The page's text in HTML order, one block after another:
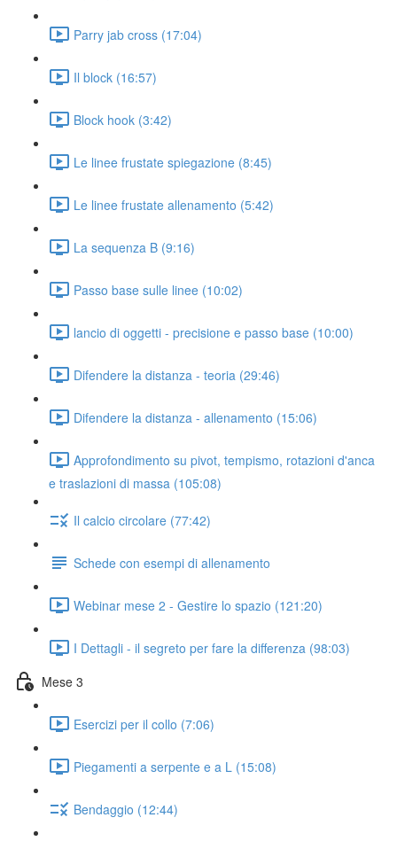
Parry jab cross (17:04)
Il block (16:57)
Block hook (3:42)
Le linee frustate spiegazione (8:45)
Le linee frustate allenamento (5:42)
La sequenza B (9:16)
Passo base sulle linee (10:02)
lancio di oggetti - precisione e passo base (10:00)
Difendere la distanza - teoria (29:46)
Difendere la distanza - allenamento (15:06)
Approfondimento su pivot, tempismo, rotazioni d'anca
e traslazioni di massa (105:08)
Il calcio circolare (77:42)
Schede con esempi di allenamento
Webinar mese 2 - Gestire lo spazio (121:20)
I Dettagli - il segreto per fare la differenza (98:03)
Mese 3
Esercizi per il collo (7:06)
Piegamenti a serpente e a L (15:08)
Bendaggio (12:44)